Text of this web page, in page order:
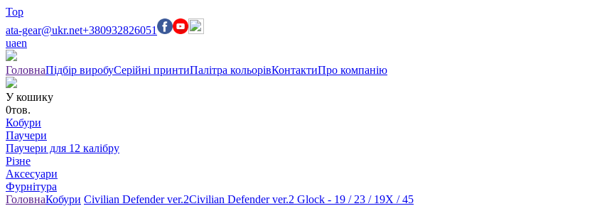
Top
ata-gear@ukr.net+380932826051
uaen
ГоловнаПідбір виробуСерійні принтиПалітра кольорівКонтактиПро компанію
У кошику
0тов.
Кобури
Паучери
Паучери для 12 калібру
Різне
Аксесуари
Фурнітура
ГоловнаКобури Civilian Defender ver.2Civilian Defender ver.2 Glock - 19 / 23 / 19X / 45